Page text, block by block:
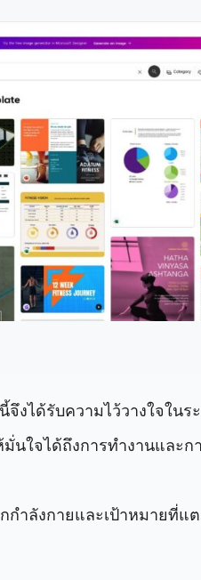
จึงได้รับความไว้วางใจใ
นใจได้ถึงการทำงานและก
กำลังกายและเป้าหมายที่แ